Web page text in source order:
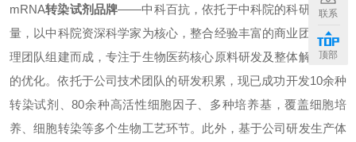
mRNA转染试剂品牌——中科百抗，依托于中科院的科研技术力
量，以中科院资深科学家为核心，整合经验丰富的商业团队及管
理团队组建而成，专注于生物医药核心原料研发及整体解决方案
的优化。依托于公司技术团队的研发积累，现已成功开发10余种
转染试剂、80余种高活性细胞因子、多种培养基，覆盖细胞培
养、细胞转染等多个生物工艺环节。此外，基于公司研发生产体
联系
顶部